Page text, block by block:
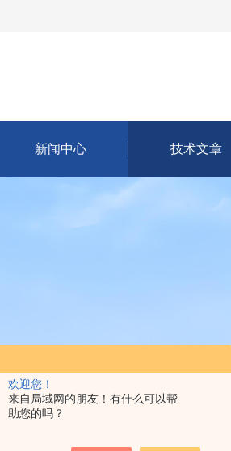
欢迎您！
来自局域网的朋友！有什么可以帮
助您的吗？
新闻中心 技术文章